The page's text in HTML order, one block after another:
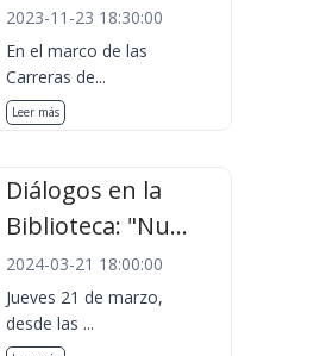
2023-11-23 18:30:00
En el marco de las
Carreras de...
Leer más
Diálogos en la
Biblioteca: "Nu...
2024-03-21 18:00:00
Jueves 21 de marzo,
desde las ...